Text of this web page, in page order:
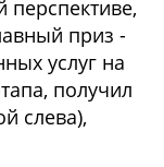
перспективе,
приз -
услуг на
получил
слева),